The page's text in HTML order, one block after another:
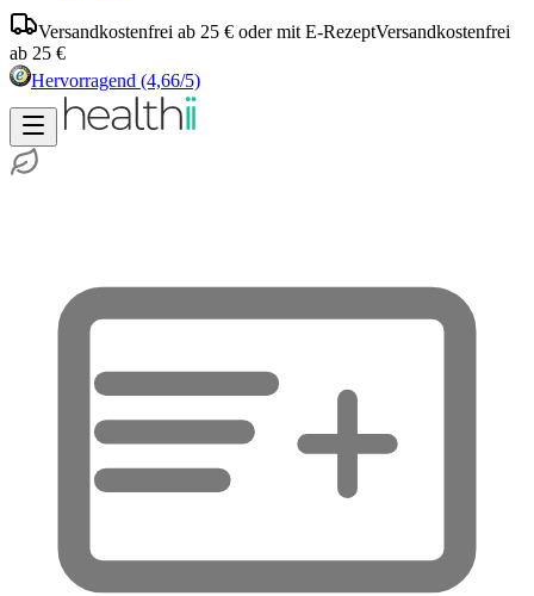
Versandkostenfrei ab 25 € oder mit E-RezeptVersandkostenfrei
ab 25 €
Hervorragend (4,66/5)